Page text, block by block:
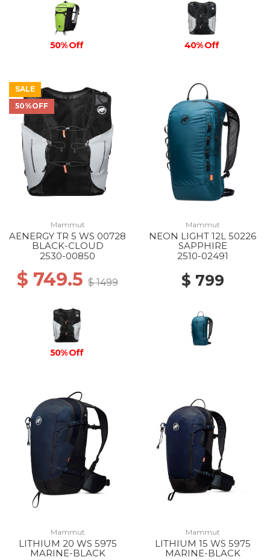
50% Off 40% Off
SALE
50%OFF
Mammut
AENERGY TR 5 WS 00728
BLACK-CLOUD
2530-00850
$ 749.5 $ 1499
50% Off
Mammut
NEON LIGHT 12L 50226
SAPPHIRE
2510-02491
$ 799
Mammut
LITHIUM 20 WS 5975
MARINE-BLACK
Mammut
LITHIUM 15 WS 5975
MARINE-BLACK